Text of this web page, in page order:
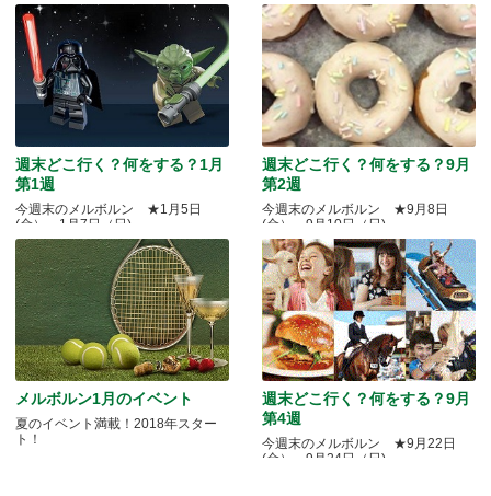
週末どこ行く？何をする？1月
第1週
今週末のメルボルン ★1月5日
(金）～1月7日（日)
週末どこ行く？何をする？9月
第2週
今週末のメルボルン ★9月8日
(金）～9月10日（日)
メルボルン1月のイベント
夏のイベント満載！2018年スター
ト！
週末どこ行く？何をする？9月
第4週
今週末のメルボルン ★9月22日
(金）～9月24日（日)